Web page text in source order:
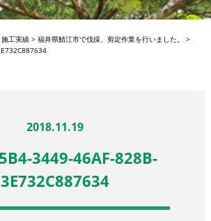
施工実績> 福井県鯖江市で伐採、剪定作業を行いました。
>
2018.11.19
3449-46AF-828B-
3E732C887634